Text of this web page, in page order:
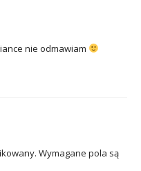
nie odmawiam
Wymagane pola są